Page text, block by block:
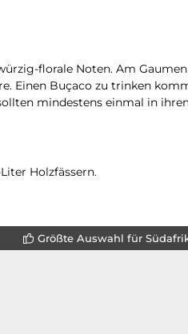
florale Noten. Am
Einen Buçaco zu trinken
mindestens einmal in
Holzfässern.
Größte Auswahl für